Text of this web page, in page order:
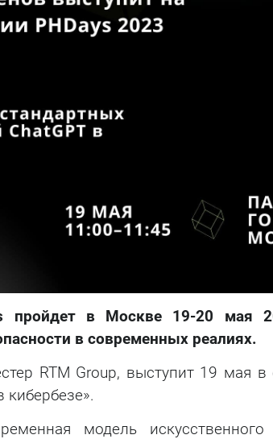
Тестирование на
проникновение
пройдет в Москве 19-20 мая
в современных реалиях.
RTM Group, выступит 19 мая
кибербезе».
модель искусственного